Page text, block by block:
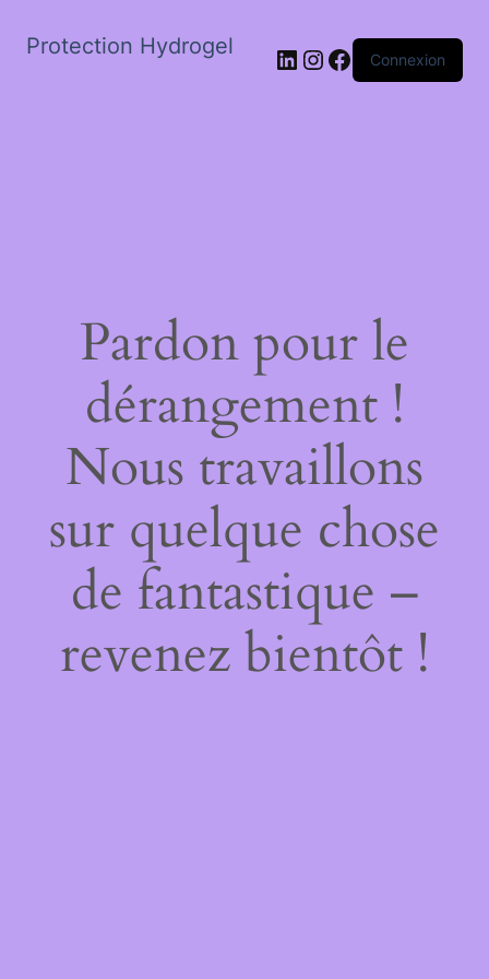
Protection Hydrogel LinkedIn
Instagram
Facebook
Connexion
Pardon pour le
dérangement !
Nous travaillons
sur quelque chose
de fantastique –
revenez bientôt !